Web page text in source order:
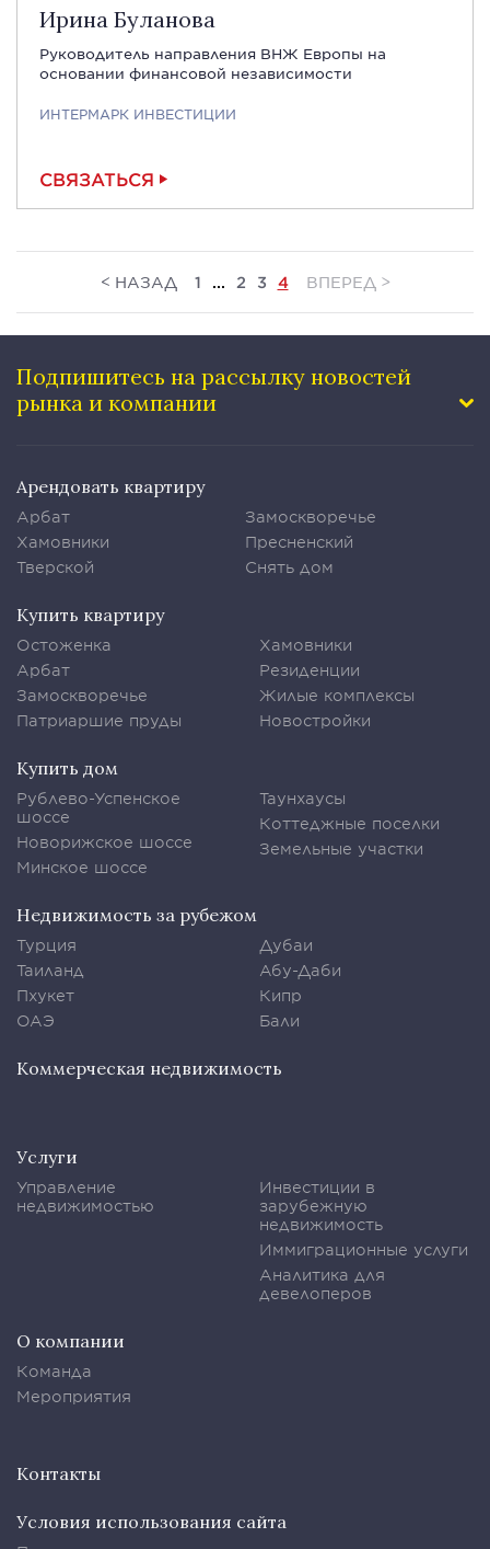
Ирина Буланова
Руководитель направления ВНЖ Европы на
основании финансовой независимости
ИНТЕРМАРК ИНВЕСТИЦИИ
СВЯЗАТЬСЯ
< НАЗАД 1 ... 2 3 4 ВПЕРЕД >
Подпишитесь на рассылку новостей
рынка и компании
Арендовать квартиру
Арбат
Хамовники
Тверской
Замоскворечье
Пресненский
Снять дом
Купить квартиру
Остоженка
Арбат
Замоскворечье
Патриаршие пруды
Хамовники
Резиденции
Жилые комплексы
Новостройки
Купить дом
Рублево-Успенское
шоссе
Новорижское шоссе
Минское шоссе
Таунхаусы
Коттеджные поселки
Земельные участки
Недвижимость за рубежом
Турция
Таиланд
Пхукет
ОАЭ
Дубаи
Абу-Даби
Кипр
Бали
Коммерческая недвижимость
Услуги
Управление
недвижимостью
Инвестиции в
зарубежную
недвижимость
Иммиграционные услуги
Аналитика для
девелоперов
О компании
Команда
Мероприятия
Контакты
Условия использования сайта